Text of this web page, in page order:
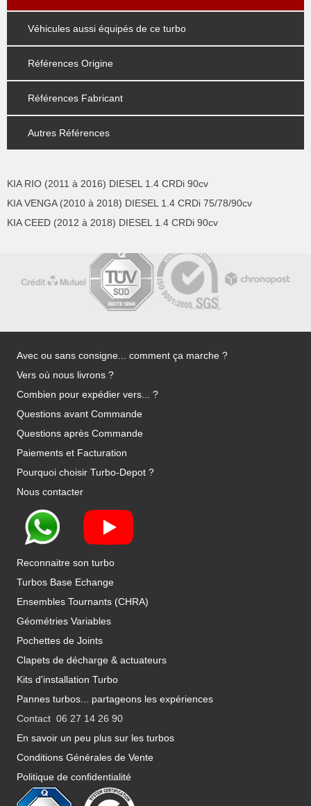
Véhicules aussi équipés de ce turbo
Références Origine
Références Fabricant
Autres Références
KIA RIO (2011 à 2016) DIESEL 1.4 CRDi 90cv
KIA VENGA (2010 à 2018) DIESEL 1.4 CRDi 75/78/90cv
KIA CEED (2012 à 2018) DIESEL 1.4 CRDi 90cv
Avec ou sans consigne... comment ça marche ?
Vers où nous livrons ?
Combien pour expédier vers... ?
Questions avant Commande
Questions après Commande
Paiements et Facturation
Pourquoi choisir Turbo-Depot ?
Nous contacter
Reconnaitre son turbo
Turbos Base Echange
Ensembles Tournants (CHRA)
Géométries Variables
Pochettes de Joints
Clapets de décharge & actuateurs
Kits d'installation Turbo
Pannes turbos... partageons les expériences
Contact 06 27 14 26 90
En savoir un peu plus sur les turbos
Conditions Générales de Vente
Politique de confidentialité